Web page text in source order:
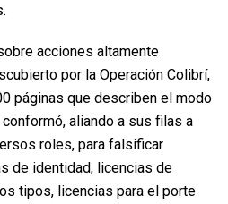
acciones altamente
por la Operación Colibrí,
páginas que describen el modo
aliando a sus filas a
roles, para falsificar
de identidad, licencias de
tipos, licencias para el porte